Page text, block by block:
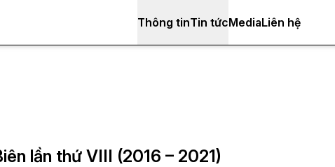
Thông tinTin tứcMediaLiên hệ
lần thứ VIII (2016 – 2021)